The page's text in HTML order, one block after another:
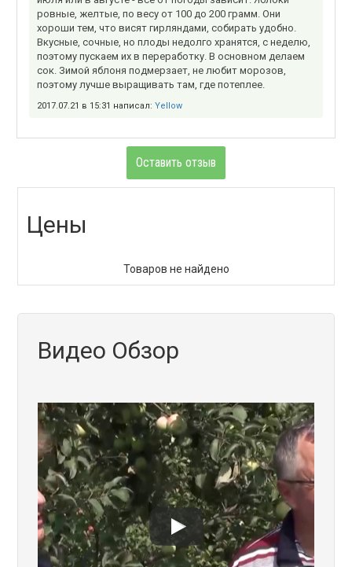
ровные, желтые, по весу от 100 до 200 грамм. Они
хороши тем, что висят гирляндами, собирать удобно.
Вкусные, сочные, но плоды недолго хранятся, с неделю,
поэтому пускаем их в переработку. В основном делаем
сок. Зимой яблоня подмерзает, не любит морозов,
поэтому лучше выращивать там, где потеплее.
2017.07.21 в 15:31 написал: Yellow
Оставить отзыв
Цены
Товаров не найдено
Видео Обзор